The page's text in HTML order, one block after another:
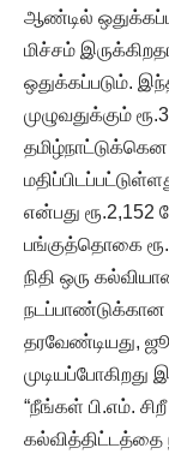
ஆண்டில்
மிச்சம்
ஒதுக்கப்படும்.
முழுவதுக்கும்
என்பது ரூ.2,152
பங்குத்தொகை
நிதி ஒரு
தரவேண்டியது,
“நீங்கள் பி.எம்.
கல்வித்திட்டத்தை